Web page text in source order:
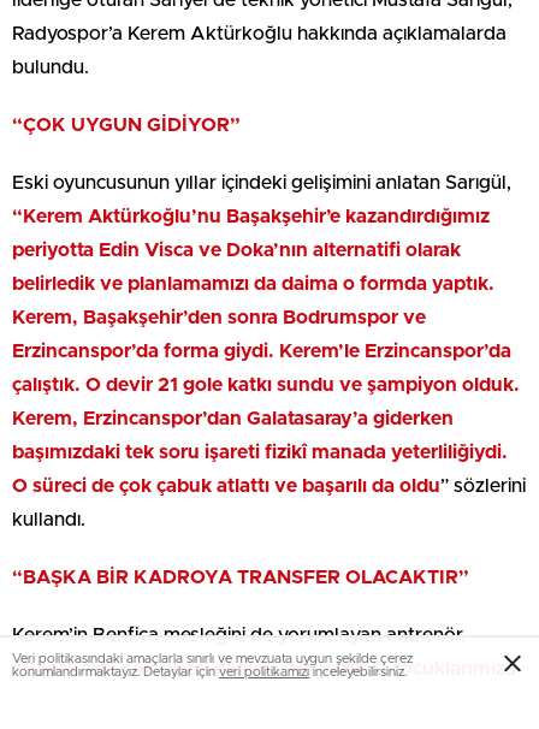
Radyospor’a Kerem Aktürkoğlu hakkında açıklamalarda
bulundu.
“ÇOK UYGUN GİDİYOR”
Eski oyuncusunun yıllar içindeki gelişimini anlatan Sarıgül,
“Kerem Aktürkoğlu’nu Başakşehir’e kazandırdığımız
periyotta Edin Visca ve Doka’nın alternatifi olarak
belirledik ve planlamamızı da daima o formda yaptık.
Kerem, Başakşehir’den sonra Bodrumspor ve
Erzincanspor’da forma giydi. Kerem’le Erzincanspor’da
çalıştık. O devir 21 gole katkı sundu ve şampiyon olduk.
Kerem, Erzincanspor’dan Galatasaray’a giderken
başımızdaki tek soru işareti fizikî manada yeterliliğiydi.
O süreci de çok çabuk atlattı ve başarılı da oldu” sözlerini
kullandı.
“BAŞKA BİR KADROYA TRANSFER OLACAKTIR”
Kerem’in Benfica mesleğini de yorumlayan antrenör,
“Benfica’da çok güzel gidiyor. Ne yazık ki çocuklarımıza
Veri politikasındaki amaçlarla sınırlı ve mevzuata uygun şekilde çerez
konumlandırmaktayız. Detaylar için veri politikamızı inceleyebilirsiniz.